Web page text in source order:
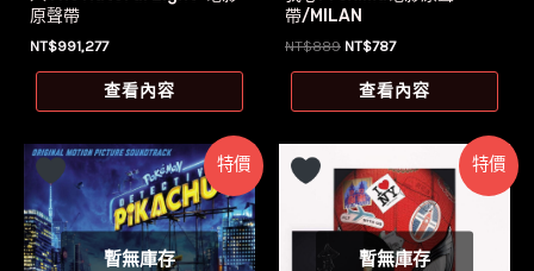
原聲帶
NT$991,277
查看內容
帶/MILAN
NT$889 原
格：
NT$787目
價
格：
查看內容
特價
暫無庫存
特價
暫無庫存